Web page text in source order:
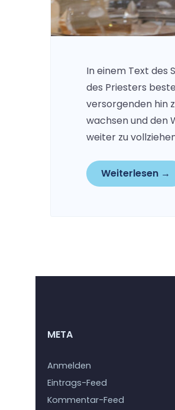
In einem Text des
des Priesters
versorgenden hin
wachsen und den
weiter zu
Weiterlesen →
META
Anmelden
Eintrags-Feed
Kommentar-Feed